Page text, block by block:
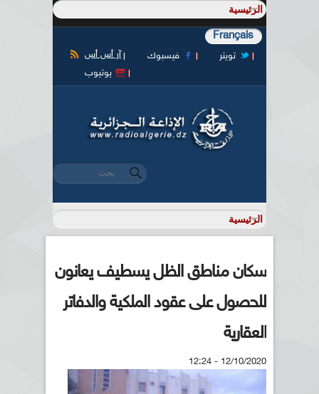
Français
آر أس أس فيسبوك
تويتر
يوتيوب
استمارة البحث
‏بحث ‏
سكان مناطق الظل يسطيف يعانون
للحصول على عقود الملكية والدفاتر
العقارية
12/10/2020 - 12:24